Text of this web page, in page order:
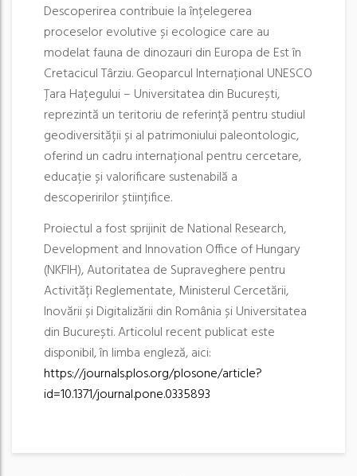
Descoperirea contribuie la înțelegerea
proceselor evolutive și ecologice care au
modelat fauna de dinozauri din Europa de Est în
Cretacicul Târziu. Geoparcul Internațional UNESCO
Țara Hațegului – Universitatea din București,
reprezintă un teritoriu de referință pentru studiul
geodiversității și al patrimoniului paleontologic,
oferind un cadru internațional pentru cercetare,
educație și valorificare sustenabilă a
descoperirilor științifice.
Proiectul a fost sprijinit de National Research,
Development and Innovation Office of Hungary
(NKFIH), Autoritatea de Supraveghere pentru
Activități Reglementate, Ministerul Cercetării,
Inovării și Digitalizării din România și Universitatea
din București. Articolul recent publicat este
disponibil, în limba engleză, aici:
https://journals.plos.org/plosone/article?
id=10.1371/journal.pone.0335893